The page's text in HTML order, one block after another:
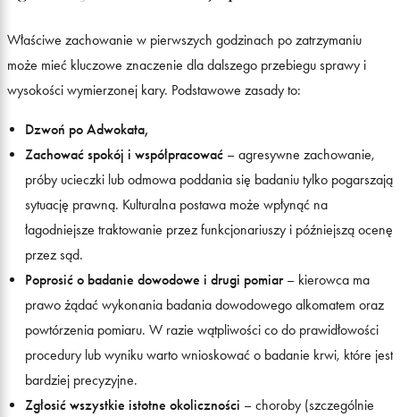
Właściwe zachowanie w pierwszych godzinach po zatrzymaniu
może mieć kluczowe znaczenie dla dalszego przebiegu sprawy i
wysokości wymierzonej kary. Podstawowe zasady to:
Dzwoń po Adwokata,
Zachować spokój i współpracować – agresywne zachowanie,
próby ucieczki lub odmowa poddania się badaniu tylko pogarszają
sytuację prawną. Kulturalna postawa może wpłynąć na
łagodniejsze traktowanie przez funkcjonariuszy i późniejszą ocenę
przez sąd.
Poprosić o badanie dowodowe i drugi pomiar– kierowca ma
prawo żądać wykonania badania dowodowego alkomatem oraz
powtórzenia pomiaru. W razie wątpliwości co do prawidłowości
procedury lub wyniku warto wnioskować o badanie krwi, które jest
bardziej precyzyjne.
Zgłosić wszystkie istotne okoliczności – choroby (szczególnie